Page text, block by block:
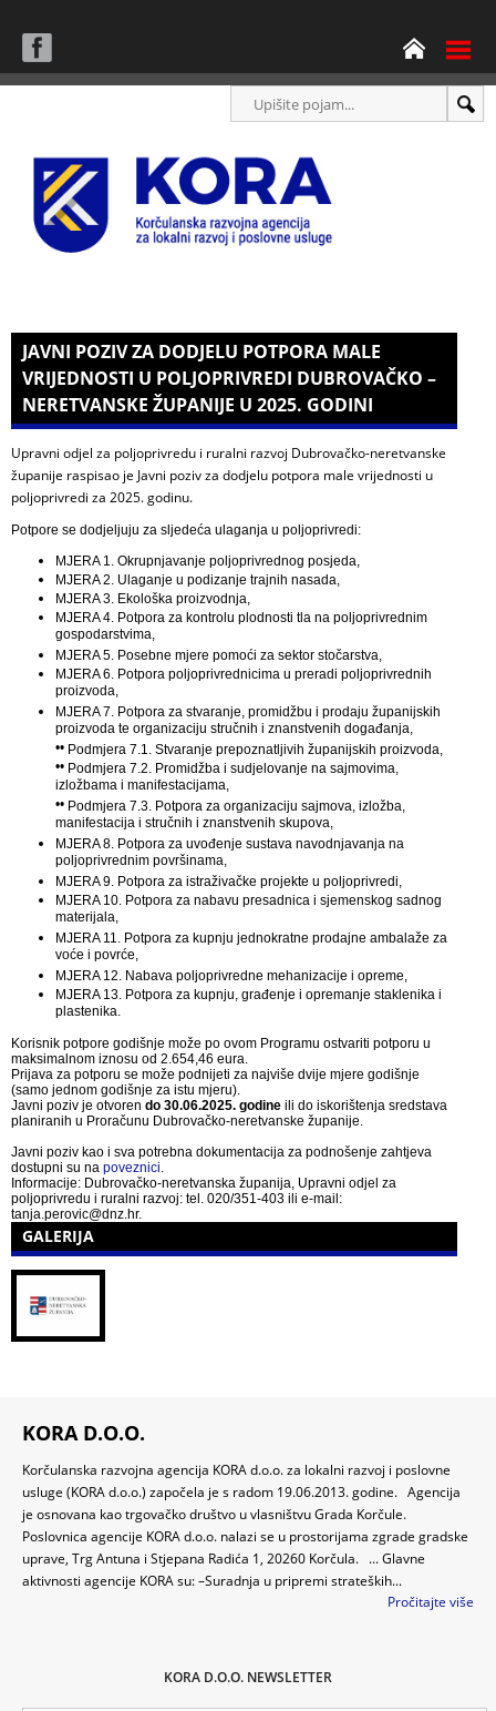
JAVNI POZIV ZA DODJELU POTPORA MALE
VRIJEDNOSTI U POLJOPRIVREDI DUBROVAČKO –
NERETVANSKE ŽUPANIJE U 2025. GODINI
Upravni odjel za poljoprivredu i ruralni razvoj Dubrovačko-neretvanske
županije raspisao je Javni poziv za dodjelu potpora male vrijednosti u
poljoprivredi za 2025. godinu.
Potpore se dodjeljuju za sljedeća ulaganja u poljoprivredi:
MJERA 1. Okrupnjavanje poljoprivrednog posjeda,
MJERA 2. Ulaganje u podizanje trajnih nasada,
MJERA 3. Ekološka proizvodnja,
MJERA 4. Potpora za kontrolu plodnosti tla na poljoprivrednim
gospodarstvima,
MJERA 5. Posebne mjere pomoći za sektor stočarstva,
MJERA 6. Potpora poljoprivrednicima u preradi poljoprivrednih
proizvoda,
MJERA 7. Potpora za stvaranje, promidžbu i prodaju županijskih
proizvoda te organizaciju stručnih i znanstvenih događanja,
•• Podmjera 7.1. Stvaranje prepoznatljivih županijskih proizvoda,
•• Podmjera 7.2. Promidžba i sudjelovanje na sajmovima,
izložbama i manifestacijama,
•• Podmjera 7.3. Potpora za organizaciju sajmova, izložba,
manifestacija i stručnih i znanstvenih skupova,
MJERA 8. Potpora za uvođenje sustava navodnjavanja na
poljoprivrednim površinama,
MJERA 9. Potpora za istraživačke projekte u poljoprivredi,
MJERA 10. Potpora za nabavu presadnica i sjemenskog sadnog
materijala,
MJERA 11. Potpora za kupnju jednokratne prodajne ambalaže za
voće i povrće,
MJERA 12. Nabava poljoprivredne mehanizacije i opreme,
MJERA 13. Potpora za kupnju, građenje i opremanje staklenika i
plastenika.
Korisnik potpore godišnje može po ovom Programu ostvariti potporu u
maksimalnom iznosu od 2.654,46 eura.
Prijava za potporu se može podnijeti za najviše dvije mjere godišnje
(samo jednom godišnje za istu mjeru).
Javni poziv je otvoren do 30.06.2025. godine ili do iskorištenja sredstava
planiranih u Proračunu Dubrovačko-neretvanske županije.
Javni poziv kao i sva potrebna dokumentacija za podnošenje zahtjeva
dostupni su na poveznici.
Informacije: Dubrovačko-neretvanska županija, Upravni odjel za
poljoprivredu i ruralni razvoj: tel. 020/351-403 ili e-mail:
tanja.perovic@dnz.hr.
GALERIJA
KORA D.O.O.
Korčulanska razvojna agencija KORA d.o.o. za lokalni razvoj i poslovne
usluge (KORA d.o.o.) započela je s radom 19.06.2013. godine. Agencija
je osnovana kao trgovačko društvo u vlasništvu Grada Korčule.
Poslovnica agencije KORA d.o.o. nalazi se u prostorijama zgrade gradske
uprave, Trg Antuna i Stjepana Radića 1, 20260 Korčula. ... Glavne
aktivnosti agencije KORA su: –Suradnja u pripremi strateških...
Pročitajte više
KORA D.O.O. NEWSLETTER